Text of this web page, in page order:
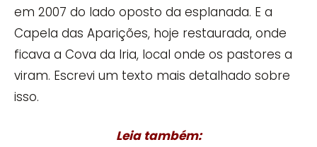
em 2007 do lado oposto da esplanada. E a
Capela das Aparições, hoje restaurada, onde
ficava a Cova da Iria, local onde os pastores a
viram. Escrevi um texto mais detalhado sobre
isso.
Leia também: